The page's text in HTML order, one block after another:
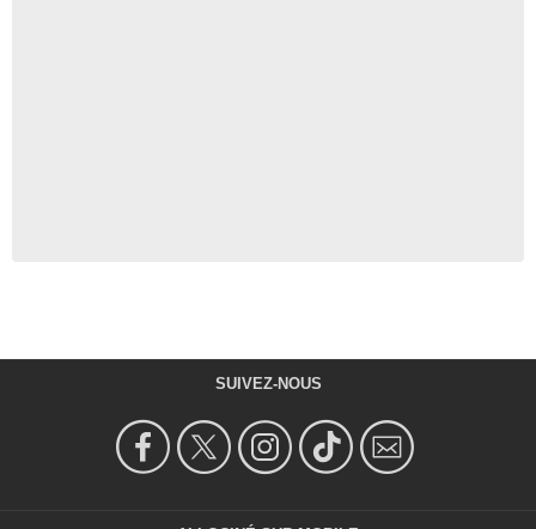
SUIVEZ-NOUS